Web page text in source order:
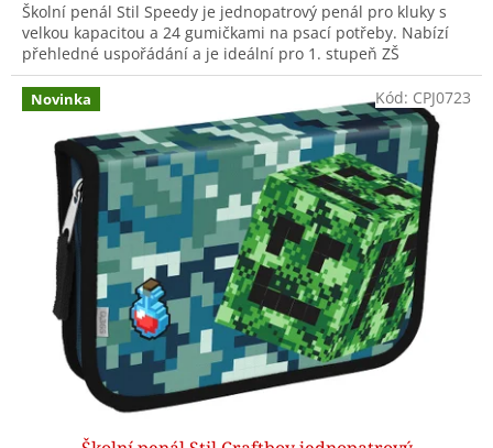
Školní penál Stil Speedy je jednopatrový penál pro kluky s
velkou kapacitou a 24 gumičkami na psací potřeby. Nabízí
přehledné uspořádání a je ideální pro 1. stupeň ZŠ
Novinka Kód: CPJ0723